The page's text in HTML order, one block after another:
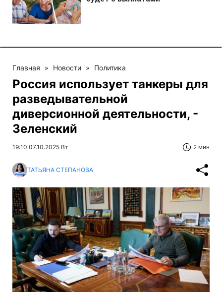
Главная » Новости » Политика
Россия использует танкеры для
разведывательной
диверсионной деятельности, -
Зеленский
19:10 07.10.2025 Вт 2 мин
ТАТЬЯНА СТЕПАНОВА